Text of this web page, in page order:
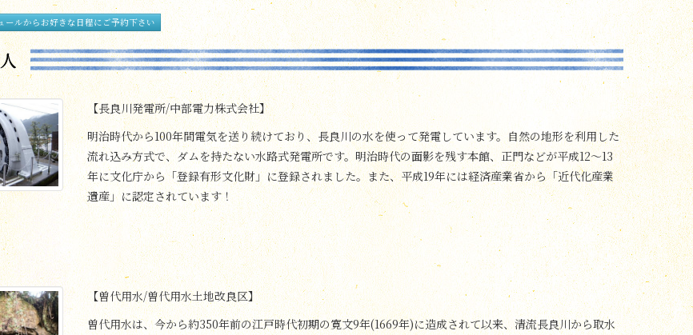
ールからお好きな日程にご予約下さい
【長良川発電所/中部電力株式会社】
明治時代から100年間電気を送り続けており、長良川の水を使って発電しています。自然の地形を利用した
流れ込み方式で、ダムを持たない水路式発電所です。明治時代の面影を残す本館、正門などが平成12～13
年に文化庁から「登録有形文化財」に登録されました。また、平成19年には経済産業省から「近代化産業
遺産」に認定されています！
【曽代用水/曽代用水土地改良区】
曽代用水は、今から約350年前の江戸時代初期の寛文9年(1669年)に造成されて以来、清流長良川から取水